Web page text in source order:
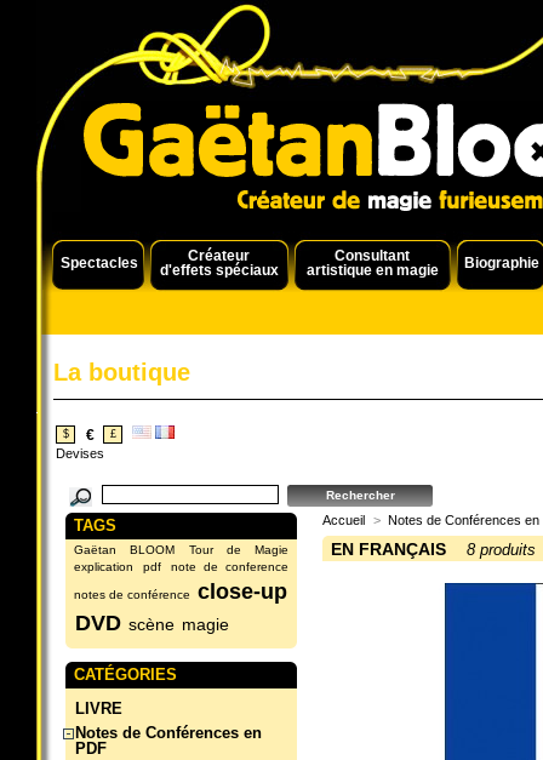
Spectacles
Créateur
d'effets spéciaux
Consultant
artistique en magie
Biographie
La boutique
$ € £
Devises
TAGS
Gaëtan BLOOM
Tour de Magie
explication
pdf note de conference
notes de conférence
close-up
DVD scène magie
CATÉGORIES
LIVRE
Notes de Conférences en
PDF
Accueil > Notes de Conférences en
EN FRANÇAIS 8 produits